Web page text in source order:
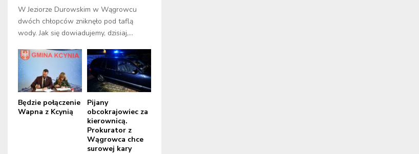
W Jeziorze Durowskim w Wągrowcu
dwóch chłopców zniknęło pod taflą
wody. Jak się dowiadujemy, dzisiaj,...
Będzie połączenie
Wapna z Kcynią
Pijany
obcokrajowiec za
kierownicą.
Prokurator z
Wągrowca chce
surowej kary